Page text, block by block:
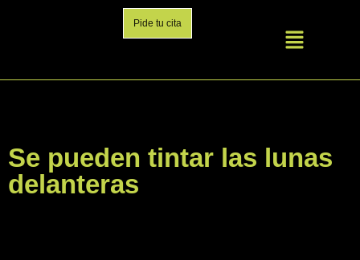
Pide tu cita
Se pueden tintar las lunas
delanteras